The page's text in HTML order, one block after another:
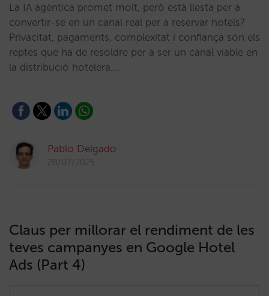
La IA agèntica promet molt, però està llesta per a
convertir-se en un canal real per a reservar hotels?
Privacitat, pagaments, complexitat i confiança són els
reptes que ha de resoldre per a ser un canal viable en
la distribució hotelera.…
Pablo Delgado
28/07/2025
Claus per millorar el rendiment de les
teves campanyes en Google Hotel
Ads (Part 4)